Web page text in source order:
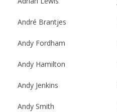
André Brantjes
Andy Fordham
Andy Hamilton
Andy Jenkins
Andy Smith